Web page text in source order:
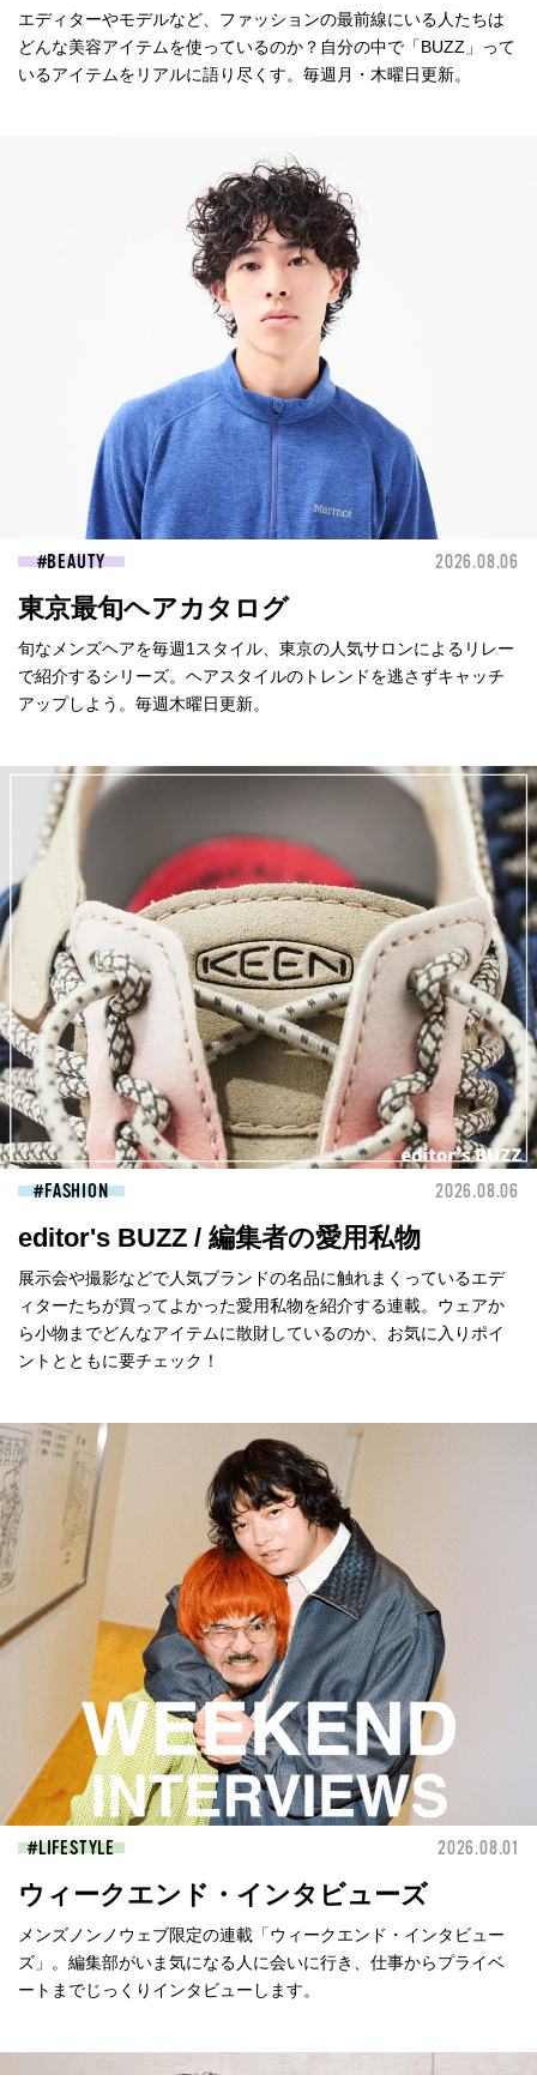
エディターやモデルなど、ファッションの最前線にいる人たちは
どんな美容アイテムを使っているのか？自分の中で「BUZZ」って
いるアイテムをリアルに語り尽くす。毎週月・木曜日更新。
BEAUTY 2026.08.06
東京最旬ヘアカタログ
旬なメンズヘアを毎週1スタイル、東京の人気サロンによるリレー
で紹介するシリーズ。ヘアスタイルのトレンドを逃さずキャッチ
アップしよう。毎週木曜日更新。
FASHION 2026.08.06
editor's BUZZ / 編集者の愛用私物
展示会や撮影などで人気ブランドの名品に触れまくっているエデ
ィターたちが買ってよかった愛用私物を紹介する連載。ウェアか
ら小物までどんなアイテムに散財しているのか、お気に入りポイ
ントとともに要チェック！
LIFESTYLE 2026.08.01
ウィークエンド・インタビューズ
メンズノンノウェブ限定の連載「ウィークエンド・インタビュー
ズ」。編集部がいま気になる人に会いに行き、仕事からプライベ
ートまでじっくりインタビューします。